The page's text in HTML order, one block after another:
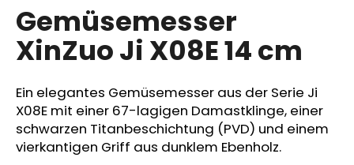
ist
0,0
von
5
Gemüsemesser
XinZuo Ji X08E 14 cm
Ein elegantes Gemüsemesser aus der Serie Ji
X08E mit einer 67-lagigen Damastklinge, einer
schwarzen Titanbeschichtung (PVD) und einem
vierkantigen Griff aus dunklem Ebenholz.
i
r
e
p
f
e
h